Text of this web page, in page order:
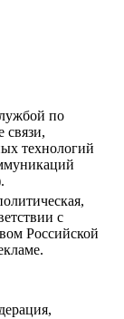
по
связи,
технологий
с
Российской